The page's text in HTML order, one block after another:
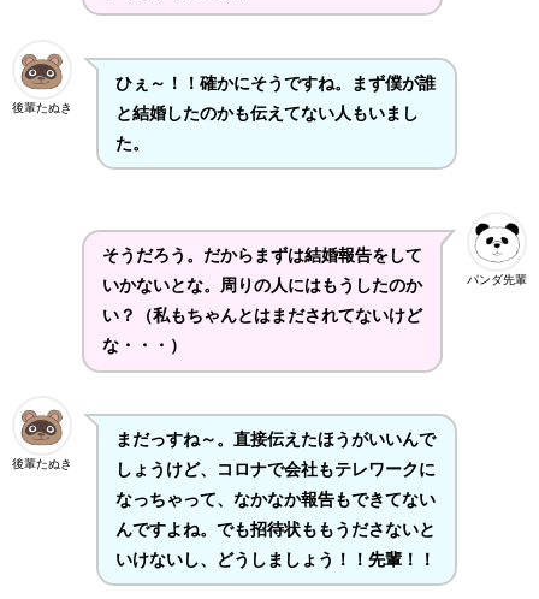
後輩たぬき
ひぇ～！！確かにそうですね。まず僕が誰
と結婚したのかも伝えてない人もいまし
た。
パンダ先輩
そうだろう。だからまずは結婚報告をして
いかないとな。周りの人にはもうしたのか
い？（私もちゃんとはまだされてないけど
な・・・）
後輩たぬき
まだっすね～。直接伝えたほうがいいんで
しょうけど、コロナで会社もテレワークに
なっちゃって、なかなか報告もできてない
んですよね。でも招待状ももうださないと
いけないし、どうしましょう！！先輩！！